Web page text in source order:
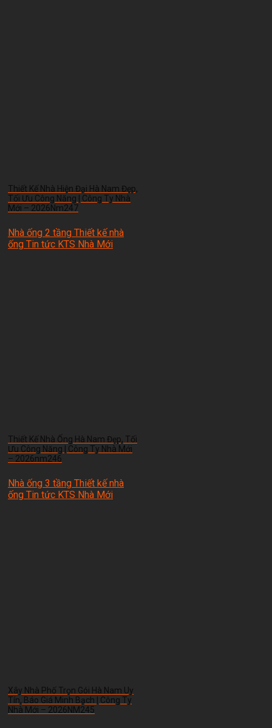
Thiết Kế Nhà Hiện Đại Hà Nam Đẹp,
Tối Ưu Công Năng | Công Ty Nhà
Mới – 2026Nm247
Nhà ống 2 tầng Thiết kế nhà
ống Tin tức KTS Nhà Mới
Thiết Kế Nhà Ống Hà Nam Đẹp, Tối
Ưu Công Năng | Công Ty Nhà Mới
– 2026nm246
Nhà ống 3 tầng Thiết kế nhà
ống Tin tức KTS Nhà Mới
Xây Nhà Phố Trọn Gói Hà Nam Uy
Tín, Báo Giá Minh Bạch | Công Ty
Nhà Mới – 2026NM245